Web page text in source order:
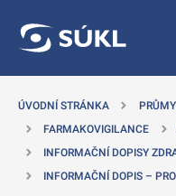
ÚVODNÍ STRÁNKA
FARMAKOVIGILANCE
INFORMAČNÍ DOPISY
INFORMAČNÍ DOPIS –